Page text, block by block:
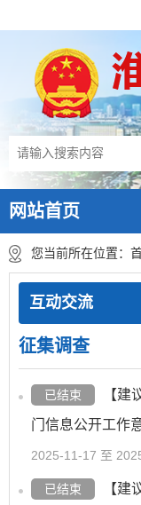
网站首页
您当前所在位置：
互动交流
征集调查
已结束
【建
门信息公开工作
2025-11-17 至
已结束
【建